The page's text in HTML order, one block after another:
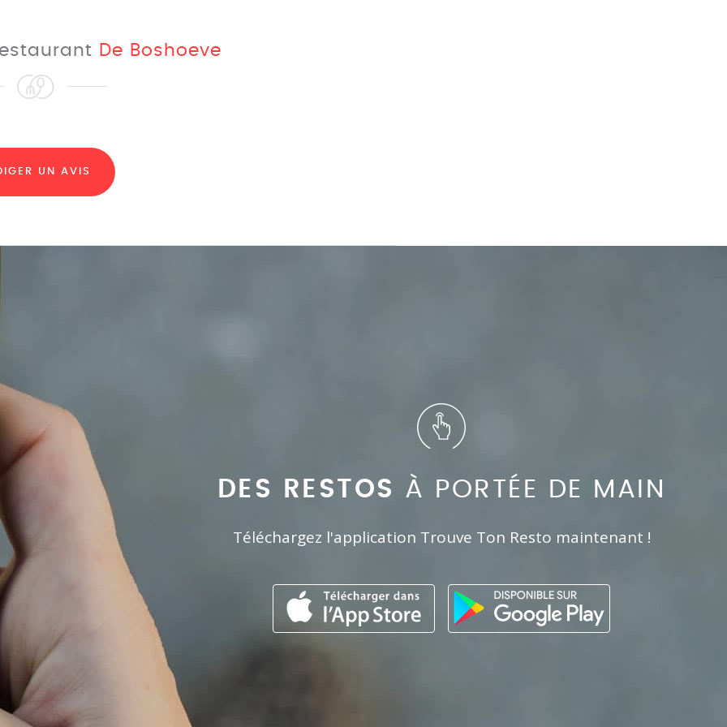
De Boshoeve
UN AVIS
DES RESTOS À PORTÉE DE MAIN
Téléchargez l'application Trouve Ton Resto maintenant !